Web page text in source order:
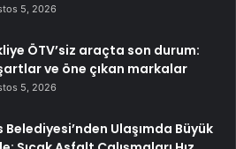
5, 2026
ÖTV’siz araçta son durum:
ve öne çıkan markalar
5, 2026
Belediyesi’nden Ulaşımda Büyük